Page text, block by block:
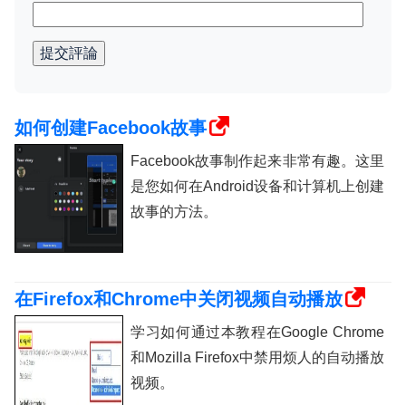
提交評論
如何创建Facebook故事
Facebook故事制作起来非常有趣。这里
是您如何在Android设备和计算机上创建
故事的方法。
在Firefox和Chrome中关闭视频自动播放
学习如何通过本教程在Google Chrome
和Mozilla Firefox中禁用烦人的自动播放
视频。